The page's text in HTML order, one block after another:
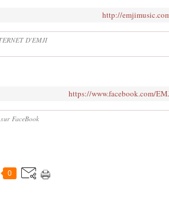
http://
D'EMJI
https://www.facebook.com/
FaceBook
0